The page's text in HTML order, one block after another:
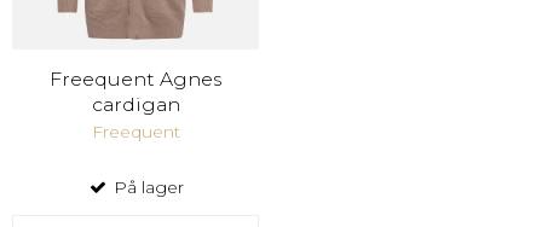
Freequent Agnes
cardigan
Freequent
På lager